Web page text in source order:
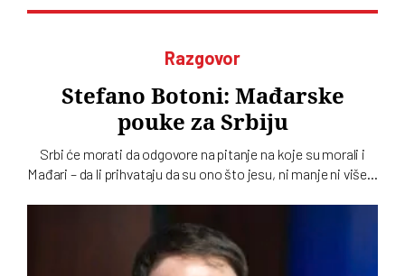
Razgovor
Stefano Botoni: Mađarske
pouke za Srbiju
Srbi će morati da odgovore na pitanje na koje su morali i
Mađari – da li prihvataju da su ono što jesu, ni manje ni više…
Mađarskoj